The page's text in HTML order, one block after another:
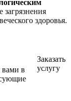
здоровья.
вами в
Заказать
услугу